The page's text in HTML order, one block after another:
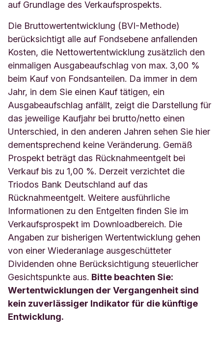
auf Grundlage des Verkaufsprospekts.
Die Bruttowertentwicklung (BVI-Methode)
berücksichtigt alle auf Fondsebene anfallenden
Kosten, die Nettowertentwicklung zusätzlich den
einmaligen Ausgabeaufschlag von max. 3,00 %
beim Kauf von Fondsanteilen. Da immer in dem
Jahr, in dem Sie einen Kauf tätigen, ein
Ausgabeaufschlag anfällt, zeigt die Darstellung für
das jeweilige Kaufjahr bei brutto/netto einen
Unterschied, in den anderen Jahren sehen Sie hier
dementsprechend keine Veränderung. Gemäß
Prospekt beträgt das Rücknahmeentgelt bei
Verkauf bis zu 1,00 %. Derzeit verzichtet die
Triodos Bank Deutschland auf das
Rücknahmeentgelt. Weitere ausführliche
Informationen zu den Entgelten finden Sie im
Verkaufsprospekt im Downloadbereich. Die
Angaben zur bisherigen Wertentwicklung gehen
von einer Wiederanlage ausgeschütteter
Dividenden ohne Berücksichtigung steuerlicher
Gesichtspunkte aus. Bitte beachten Sie:
Wertentwicklungen der Vergangenheit sind
kein zuverlässiger Indikator für die künftige
Entwicklung.